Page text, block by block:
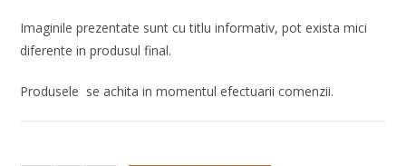
Imaginile prezentate sunt cu titlu informativ, pot exista mici
diferente in produsul final.
Produsele se achita in momentul efectuarii comenzii.